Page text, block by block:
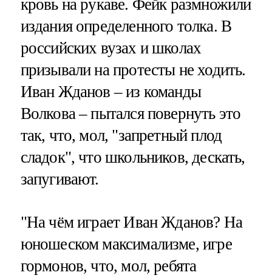
кровь на рукаве. Фейк размножили
издания определенного толка. В
российских вузах и школах
призывали на протесты не ходить.
Иван Жданов – из команды
Волкова – пытался повернуть это
так, что, мол, "запретный плод
сладок", что школьников, дескать,
запугивают.
"На чём играет Иван Жданов? На
юношеском максимализме, игре
гормонов, что, мол, ребята